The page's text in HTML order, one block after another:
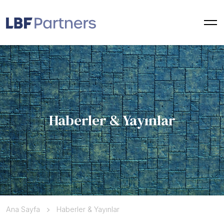
Haberler & Yayınlar
Ana Sayfa Haberler & Yayınlar